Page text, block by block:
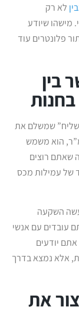
לא רק
מישהו שיודע
פלונטרים עוד
בין
שמשלם את
הוא משמש
שאתם רוצים
של עמילות מכס
השקעה
עובדים עם אנשי
יודעים
אלא נמצא בדרך
את